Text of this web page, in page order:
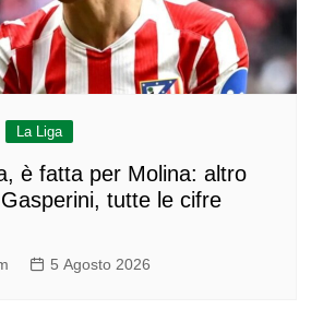
La Liga
è fatta per Molina: altro
tutte le cifre
5 Agosto 2026